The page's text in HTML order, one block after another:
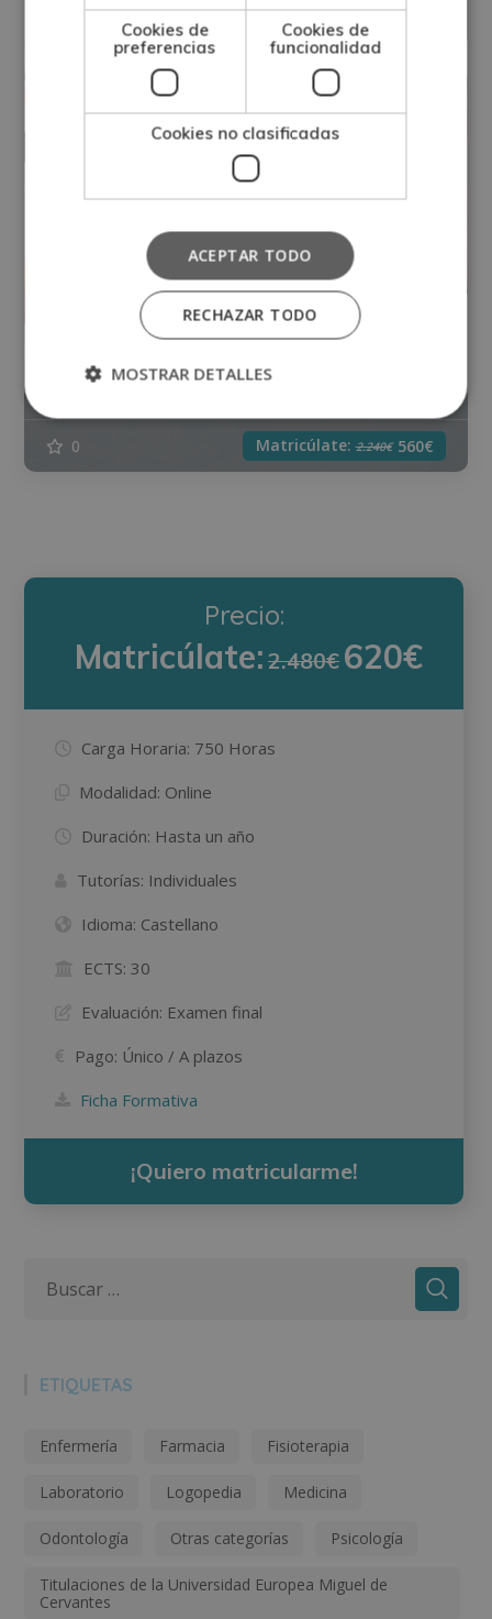
Máster experto en Tratamientos
Corporales en Medicina Estética (Con
Certificación Universitaria
ECTS)
0 Matricúlate:2.240€ 560€
Precio:
Matricúlate:2.480€ 620€
Carga Horaria: 750 Horas
Modalidad: Online
Duración: Hasta un año
Tutorías: Individuales
Idioma: Castellano
ECTS: 30
Evaluación: Examen final
Pago: Único / A plazos
Ficha Formativa
¡Quiero matricularme!
ETIQUETAS
Enfermería Farmacia Fisioterapia
Laboratorio Logopedia Medicina
Odontología Otras categorías Psicología
Titulaciones de la Universidad Europea Miguel de
Cervantes
Cookies de
preferencias
Cookies de
funcionalidad
Cookies no clasificadas
ACEPTAR TODO
RECHAZAR TODO
MOSTRAR DETALLES